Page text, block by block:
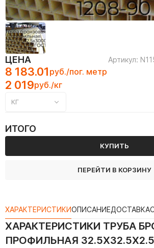
ЦЕНА Артикул:
8 183.01 руб./пог. метр
2 019руб./кг
КГ
ИТОГО
КУПИТЬ
ПЕРЕЙТИ В КОРЗИНУ
ХАРАКТЕРИСТИКИОПИСАНИЕДОСТАВКА
ХАРАКТЕРИСТИКИ ТРУБА
ПРОФИЛЬНАЯ